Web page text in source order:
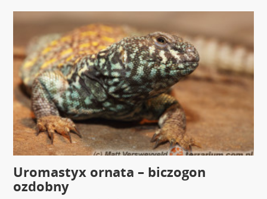
Uromastyx ornata – biczogon
ozdobny